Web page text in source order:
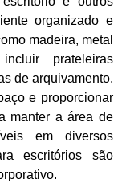
organizado e
madeira, metal
prateleiras
de arquivamento.
e proporcionar
manter a área de
em diversos
escritórios são